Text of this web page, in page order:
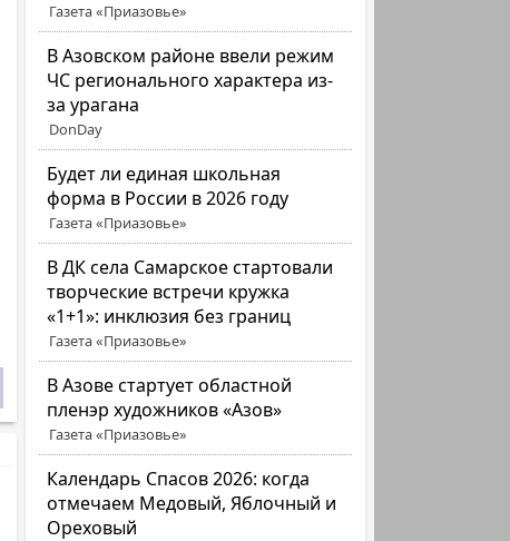
Газета «Приазовье»
В Азовском районе ввели режим
ЧС регионального характера из-
за урагана
DonDay
Будет ли единая школьная
форма в России в 2026 году
Газета «Приазовье»
В ДК села Самарское стартовали
творческие встречи кружка
«1+1»: инклюзия без границ
Газета «Приазовье»
В Азове стартует областной
пленэр художников «Азов»
Газета «Приазовье»
Календарь Спасов 2026: когда
отмечаем Медовый, Яблочный и
Ореховый